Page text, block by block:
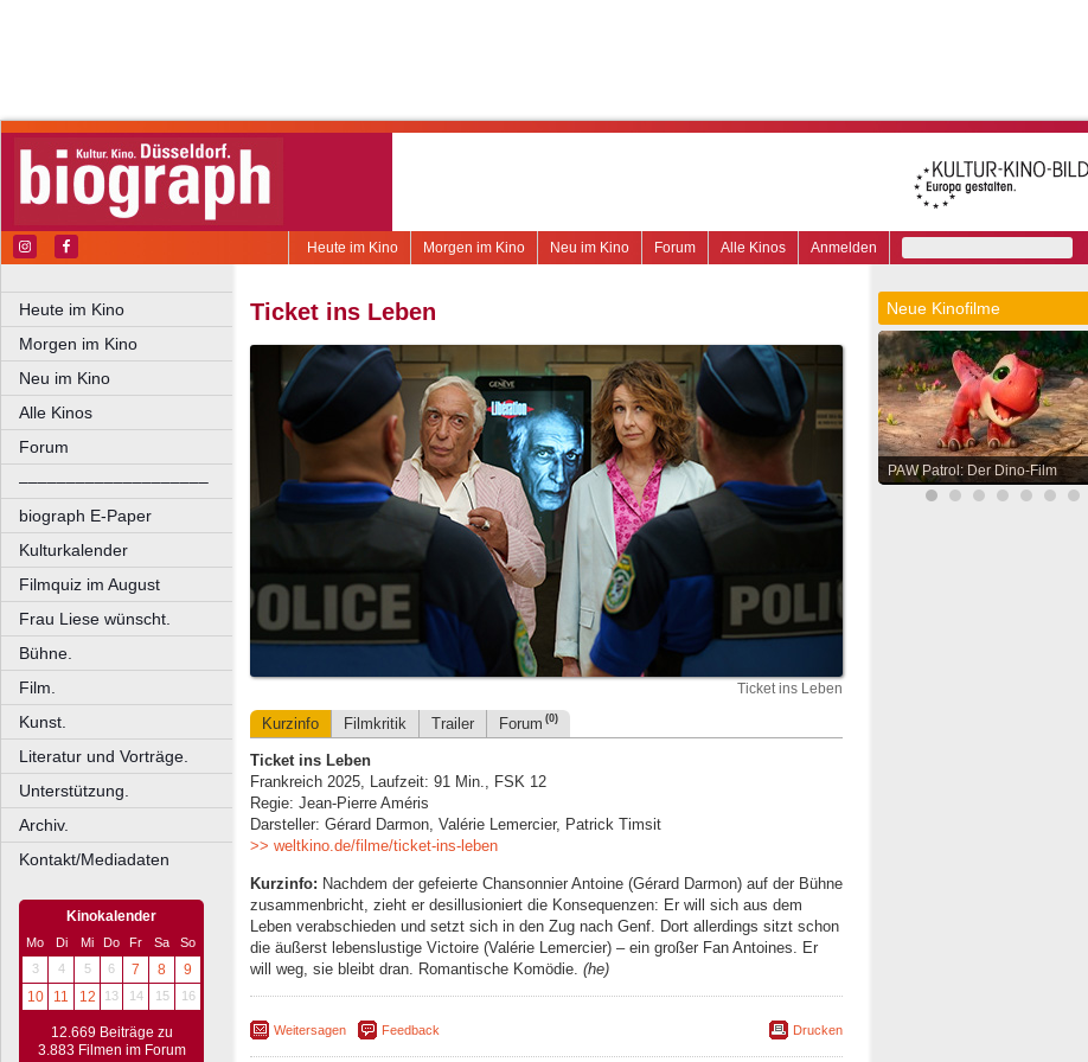
Anmelden
Alle Kinos
Forum
Neu im Kino
Morgen im Kino
Heute im Kino
Heute im Kino
Morgen im Kino
Neu im Kino
Alle Kinos
Forum
––––––––––––––––––––
biograph E-Paper
Kulturkalender
Filmquiz im August
Frau Liese wünscht.
Bühne.
Film.
Kunst.
Literatur und Vorträge.
Unterstützung.
Archiv.
Kontakt/Mediadaten
Kinokalender
Mo Di Mi Do Fr Sa
So
3
4 5 6 7 8
9
10
11 12 13 14 15 16
12.669 Beiträge zu
3.883 Filmen im Forum
Ticket ins Leben
Ticket ins Leben
Kurzinfo Filmkritik Trailer Forum (0)
Ticket ins Leben
Frankreich 2025, Laufzeit: 91 Min., FSK 12
Regie: Jean-Pierre Améris
Darsteller: Gérard Darmon, Valérie Lemercier, Patrick Timsit
>> weltkino.de/filme/ticket-ins-leben
Kurzinfo: Nachdem der gefeierte Chansonnier Antoine (Gérard Darmon) auf der Bühne
zusammenbricht, zieht er desillusioniert die Konsequenzen: Er will sich aus dem
Leben verabschieden und setzt sich in den Zug nach Genf. Dort allerdings sitzt schon
die äußerst lebenslustige Victoire (Valérie Lemercier) – ein großer Fan Antoines. Er
will weg, sie bleibt dran. Romantische Komödie. (he)
Weitersagen Feedback Drucken
Neue Kinofilme
PAW Patrol: Der Dino-Film